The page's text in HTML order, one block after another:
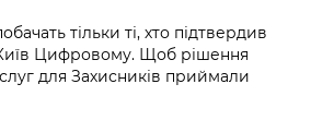
тільки ті, хто підтвердив
Цифровому. Щоб рішення
для Захисників приймали